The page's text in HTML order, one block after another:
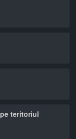
teritoriul